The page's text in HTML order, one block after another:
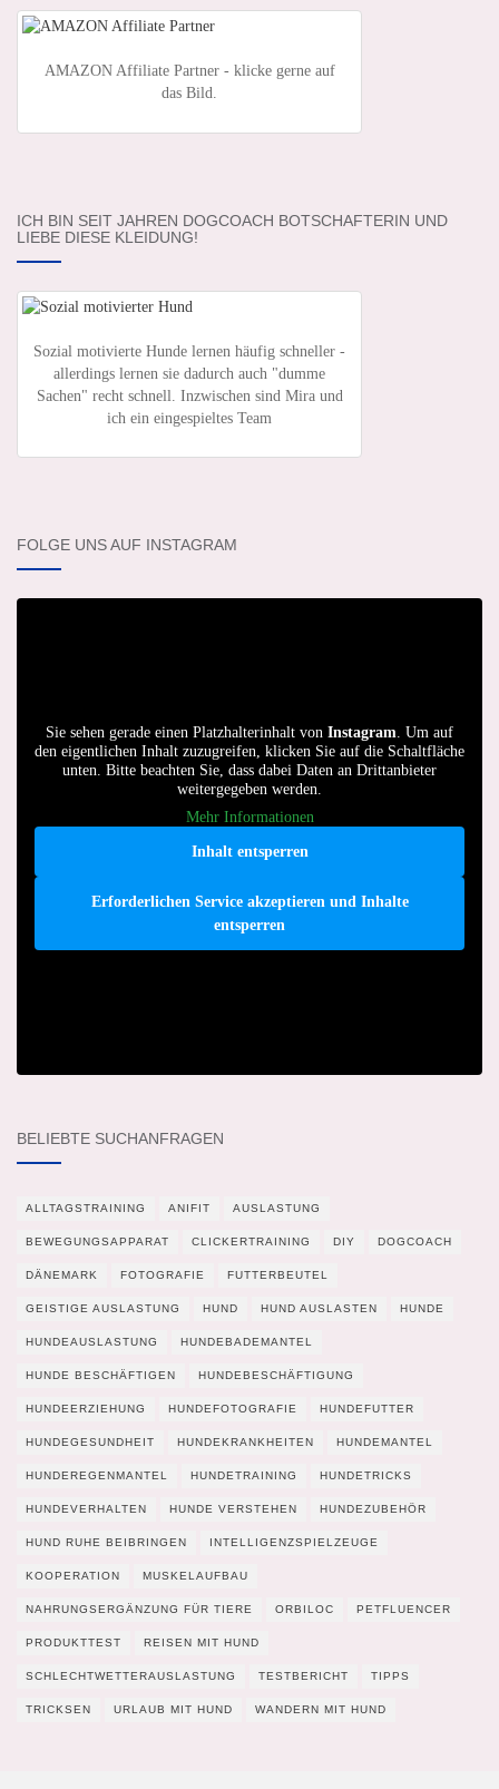
AMAZON Affiliate Partner - klicke gerne auf
das Bild.
ICH BIN SEIT JAHREN DOGCOACH BOTSCHAFTERIN UND
LIEBE DIESE KLEIDUNG!
Sozial motivierte Hunde lernen häufig schneller -
allerdings lernen sie dadurch auch "dumme
Sachen" recht schnell. Inzwischen sind Mira und
ich ein eingespieltes Team
FOLGE UNS AUF INSTAGRAM
Sie sehen gerade einen Platzhalterinhalt von Instagram. Um auf
den eigentlichen Inhalt zuzugreifen, klicken Sie auf die Schaltfläche
unten. Bitte beachten Sie, dass dabei Daten an Drittanbieter
weitergegeben werden.
Mehr Informationen
Inhalt entsperren
Erforderlichen Service akzeptieren und Inhalte
entsperren
BELIEBTE SUCHANFRAGEN
ALLTAGSTRAINING ANIFIT AUSLASTUNG
BEWEGUNGSAPPARAT CLICKERTRAINING DIY DOGCOACH
DÄNEMARK FOTOGRAFIE FUTTERBEUTEL
GEISTIGE AUSLASTUNG HUND HUND AUSLASTEN HUNDE
HUNDEAUSLASTUNG HUNDEBADEMANTEL
HUNDE BESCHÄFTIGEN HUNDEBESCHÄFTIGUNG
HUNDEERZIEHUNG HUNDEFOTOGRAFIE HUNDEFUTTER
HUNDEGESUNDHEIT HUNDEKRANKHEITEN HUNDEMANTEL
HUNDEREGENMANTEL HUNDETRAINING HUNDETRICKS
HUNDEVERHALTEN HUNDE VERSTEHEN HUNDEZUBEHÖR
HUND RUHE BEIBRINGEN INTELLIGENZSPIELZEUGE
KOOPERATION MUSKELAUFBAU
NAHRUNGSERGÄNZUNG FÜR TIERE ORBILOC PETFLUENCER
PRODUKTTEST REISEN MIT HUND
SCHLECHTWETTERAUSLASTUNG TESTBERICHT TIPPS
TRICKSEN URLAUB MIT HUND WANDERN MIT HUND